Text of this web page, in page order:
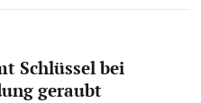
Schlüssel bei
geraubt